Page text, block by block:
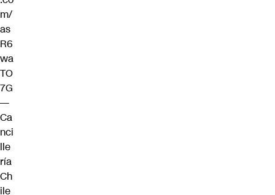
m/
as
R6
wa
TO
7G
—
Ca
nci
lle
ría
Ch
ile